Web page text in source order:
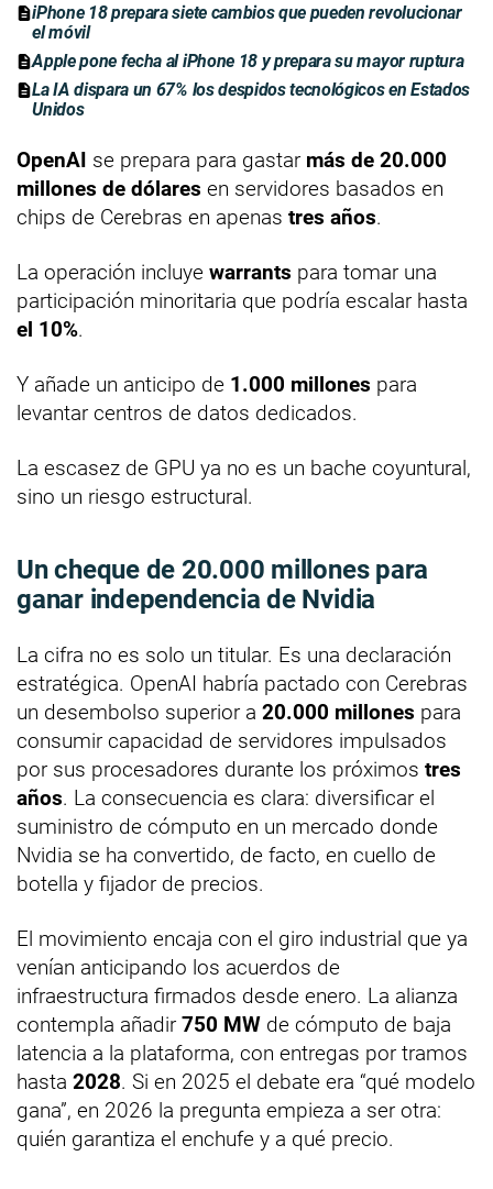
iPhone 18 prepara siete cambios que pueden revolucionar
el móvil
Apple pone fecha al iPhone 18 y prepara su mayor ruptura
La IA dispara un 67% los despidos tecnológicos en Estados
Unidos
OpenAI se prepara para gastar más de 20.000
millones de dólares en servidores basados en
chips de Cerebras en apenas tres años.
La operación incluye warrants para tomar una
participación minoritaria que podría escalar hasta
el 10%.
Y añade un anticipo de 1.000 millones para
levantar centros de datos dedicados.
La escasez de GPU ya no es un bache coyuntural,
sino un riesgo estructural.
Un cheque de 20.000 millones para
ganar independencia de Nvidia
La cifra no es solo un titular. Es una declaración
estratégica. OpenAI habría pactado con Cerebras
un desembolso superior a 20.000 millones para
consumir capacidad de servidores impulsados
por sus procesadores durante los próximos tres
años. La consecuencia es clara: diversificar el
suministro de cómputo en un mercado donde
Nvidia se ha convertido, de facto, en cuello de
botella y fijador de precios.
El movimiento encaja con el giro industrial que ya
venían anticipando los acuerdos de
infraestructura firmados desde enero. La alianza
contempla añadir 750 MW de cómputo de baja
latencia a la plataforma, con entregas por tramos
hasta 2028. Si en 2025 el debate era “qué modelo
gana”, en 2026 la pregunta empieza a ser otra:
quién garantiza el enchufe y a qué precio.